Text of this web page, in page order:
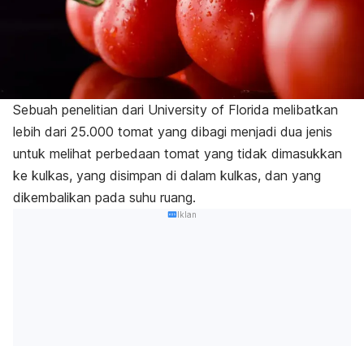
Sebuah penelitian dari University of Florida melibatkan
lebih dari 25.000 tomat yang dibagi menjadi dua jenis
untuk melihat perbedaan tomat yang tidak dimasukkan
ke kulkas, yang disimpan di dalam kulkas, dan yang
dikembalikan pada suhu ruang.
Iklan